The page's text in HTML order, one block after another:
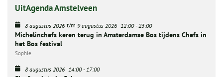
UitAgenda Amstelveen
8 augustus 2026 t/m 9 augustus 2026 12:00-23:00
Michelinchefs keren terug in Amsterdamse Bos tijdens Chefs in
het Bos festival
Sophie
8 augustus 2026 14:00-17:00